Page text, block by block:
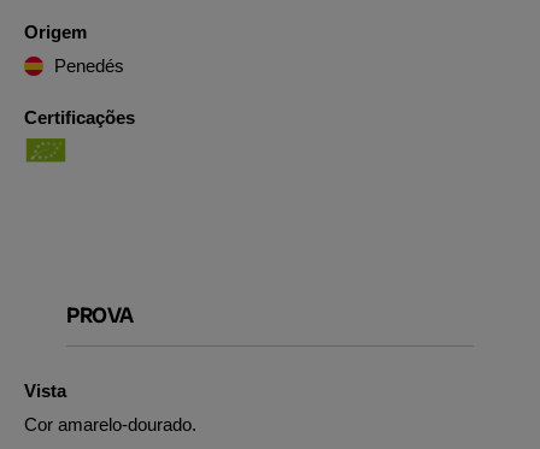
Origem
Penedés
Certificações
PROVA
Vista
Cor amarelo-dourado.